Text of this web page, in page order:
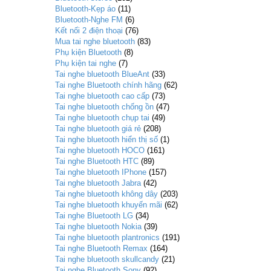
Bluetooth-Kẹp áo (11)
Bluetooth-Nghe FM (6)
Kết nối 2 điện thoại (76)
Mua tai nghe bluetooth (83)
Phụ kiện Bluetooth (8)
Phụ kiện tai nghe (7)
Tai nghe bluetooth BlueAnt (33)
Tai nghe Bluetooth chính hãng (62)
Tai nghe bluetooth cao cấp (73)
Tai nghe bluetooth chống ồn (47)
Tai nghe bluetooth chụp tai (49)
Tai nghe bluetooth giá rẻ (208)
Tai nghe bluetooth hiển thị số (1)
Tai nghe bluetooth HOCO (161)
Tai nghe Bluetooth HTC (89)
Tai nghe bluetooth IPhone (157)
Tai nghe bluetooth Jabra (42)
Tai nghe bluetooth không dây (203)
Tai nghe bluetooth khuyến mãi (62)
Tai nghe Bluetooth LG (34)
Tai nghe bluetooth Nokia (39)
Tai nghe bluetooth plantronics (191)
Tai nghe Bluetooth Remax (164)
Tai nghe bluetooth skullcandy (21)